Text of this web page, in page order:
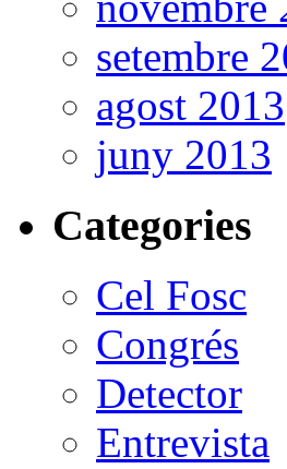
setembre
agost 2013
juny 2013
Categories
Cel Fosc
Congrés
Detector
Entrevista